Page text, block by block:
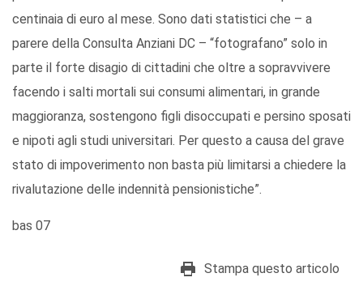
centinaia di euro al mese. Sono dati statistici che – a
parere della Consulta Anziani DC – “fotografano” solo in
parte il forte disagio di cittadini che oltre a sopravvivere
facendo i salti mortali sui consumi alimentari, in grande
maggioranza, sostengono figli disoccupati e persino sposati
e nipoti agli studi universitari. Per questo a causa del grave
stato di impoverimento non basta più limitarsi a chiedere la
rivalutazione delle indennità pensionistiche”.
bas 07
Stampa questo articolo